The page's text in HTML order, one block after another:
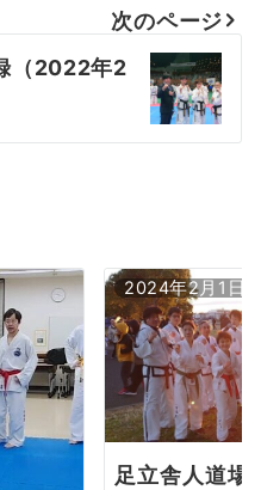
次のページ
（2022年2
2024年2月1日
足立舎人道